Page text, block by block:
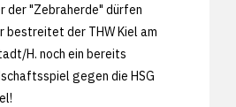
der "Zebraherde" dürfen
bestreitet der THW Kiel am
H. noch ein bereits
gegen die HSG